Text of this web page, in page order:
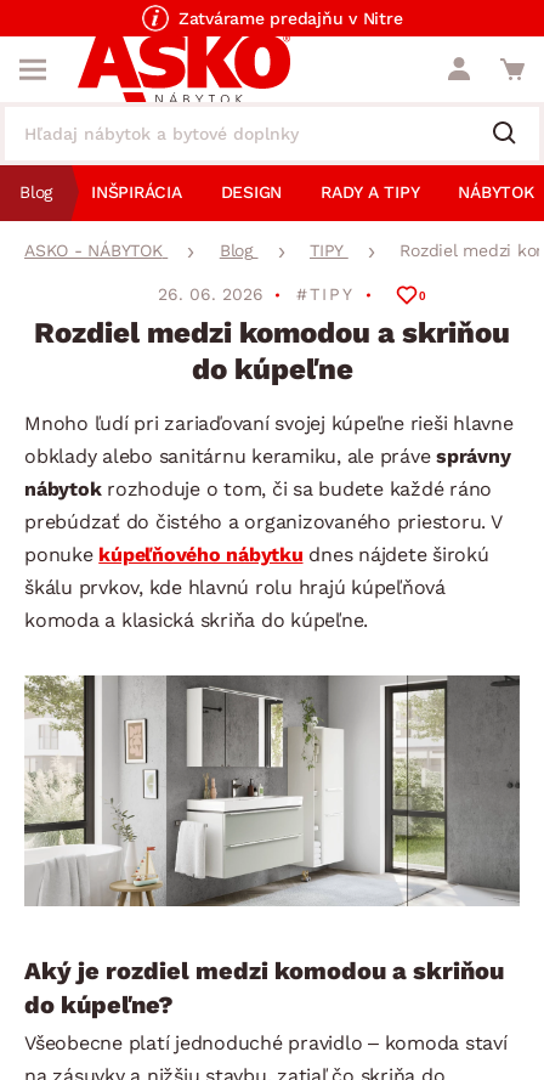
Zatvárame predajňu v Nitre
Blog INŠPIRÁCIA DESIGN RADY A TIPY NÁBYTOK
ASKO - NÁBYTOK Blog TIPY Rozdiel medzi
26. 06. 2026 #TIPY 0
Rozdiel medzi komodou a skriňou
do kúpeľne
Mnoho ľudí pri zariaďovaní svojej kúpeľne rieši hlavne
obklady alebo sanitárnu keramiku, ale práve správny
nábytokrozhoduje o tom, či sa budete každé ráno
prebúdzať do čistého a organizovaného priestoru. V
ponuke kúpeľňového nábytku dnes nájdete širokú
škálu prvkov, kde hlavnú rolu hrajú kúpeľňová
komoda a klasická skriňa do kúpeľne.
Aký je rozdiel medzi komodou a skriňou
do kúpeľne?
Všeobecne platí jednoduché pravidlo – komoda staví
na zásuvky a nižšiu stavbu, zatiaľ čo skriňa do